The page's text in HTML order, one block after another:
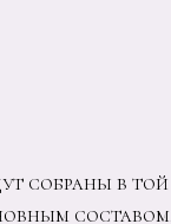
собраны в